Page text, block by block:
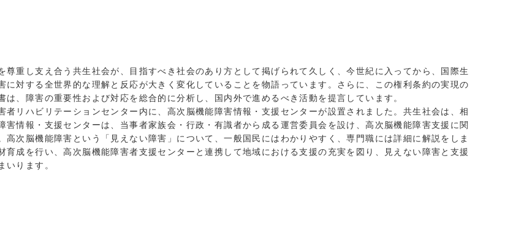
重し支え合う共生社会が、目指すべき社会のあり方として掲げられて久しく、今世紀に入ってから、国際生
対する全世界的な理解と反応が大きく変化していることを物語っています。さらに、この権利条約の実現の
、障害の重要性および対応を総合的に分析し、国内外で進めるべき活動を提言しています。
リハビリテーションセンター内に、高次脳機能障害情報・支援センターが設置されました。共生社会は、相
情報・支援センターは、当事者家族会・行政・有識者から成る運営委員会を設け、高次脳機能障害支援に関
次脳機能障害という「見えない障害」について、一般国民にはわかりやすく、専門職には詳細に解説をしま
成を行い、高次脳機能障害者支援センターと連携して地域における支援の充実を図り、見えない障害と支援
いります。